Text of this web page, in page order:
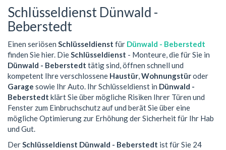
Schlüsseldienst Dünwald -
Beberstedt
Einen seriösen Schlüsseldienst für Dünwald - Beberstedt
finden Sie hier. DieSchlüsseldienst - Monteure, die für Sie in
Dünwald - Beberstedt tätig sind, öffnen schnell und
kompetent Ihre verschlossene Haustür,Wohnungstüroder
Garage sowie Ihr Auto. Ihr Schlüsseldienst in Dünwald -
Beberstedt klärt Sie über mögliche Risiken Ihrer Türen und
Fenster zum Einbruchschutz auf und berät Sie über eine
mögliche Optimierung zur Erhöhung der Sicherheit für Ihr Hab
und Gut.
DerSchlüsseldienst Dünwald - Beberstedt ist für Sie 24